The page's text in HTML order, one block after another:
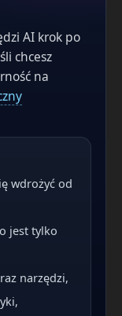
AI krok po
chcesz
na
wdrożyć od
jest tylko
narzędzi,